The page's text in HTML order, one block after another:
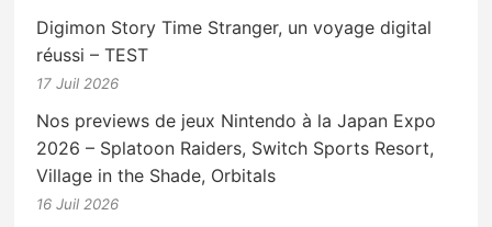
Digimon Story Time Stranger, un voyage digital
réussi – TEST
17 Juil 2026
Nos previews de jeux Nintendo à la Japan Expo
2026 – Splatoon Raiders, Switch Sports Resort,
Village in the Shade, Orbitals
16 Juil 2026